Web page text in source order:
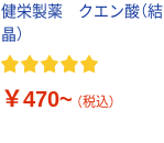
健栄製薬 クエン酸（結
晶）
￥470~ （税込）